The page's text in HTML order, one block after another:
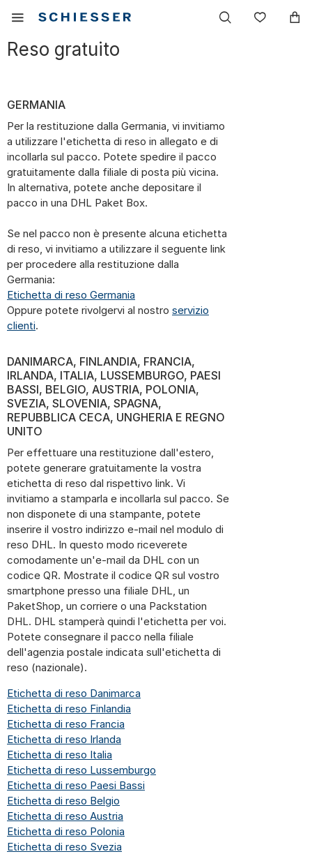
principale
il
menu
mobile
Lista
dei
Reso gratuito
GERMANIA
Per la restituzione dalla Germania, vi invitiamo
a utilizzare l'etichetta di reso in allegato e di
incollarla sul pacco. Potete spedire il pacco
gratuitamente dalla filiale di posta più vicina.
In alternativa, potete anche depositare il
pacco in una DHL Paket Box.
Se nel pacco non è presente alcuna etichetta
di reso, vi invitiamo a utilizzare il seguente link
per procedere alla restituzione dalla
Germania:
Etichetta di reso Germania
Oppure potete rivolgervi al nostro servizio
clienti.
DANIMARCA, FINLANDIA, FRANCIA,
IRLANDA, ITALIA, LUSSEMBURGO, PAESI
BASSI, BELGIO, AUSTRIA, POLONIA,
SVEZIA, SLOVENIA, SPAGNA,
REPUBBLICA CECA, UNGHERIA E REGNO
UNITO
Per effettuare una restituzione dall'estero,
potete generare gratuitamente la vostra
etichetta di reso dal rispettivo link. Vi
invitiamo a stamparla e incollarla sul pacco. Se
non disponete di una stampante, potete
inserire il vostro indirizzo e-mail nel modulo di
reso DHL. In questo modo riceverete
comodamente un'e-mail da DHL con un
codice QR. Mostrate il codice QR sul vostro
smartphone presso una filiale DHL, un
PaketShop, un corriere o una Packstation
DHL. DHL stamperà quindi l'etichetta per voi.
Potete consegnare il pacco nella filiale
dell'agenzia postale indicata sull'etichetta di
reso (nazionale).
Etichetta di reso Danimarca
Etichetta di reso Finlandia
Etichetta di reso Francia
Etichetta di reso Irlanda
Etichetta di reso Italia
Etichetta di reso Lussemburgo
Etichetta di reso Paesi Bassi
Etichetta di reso Belgio
Etichetta di reso Austria
Etichetta di reso Polonia
Etichetta di reso Svezia